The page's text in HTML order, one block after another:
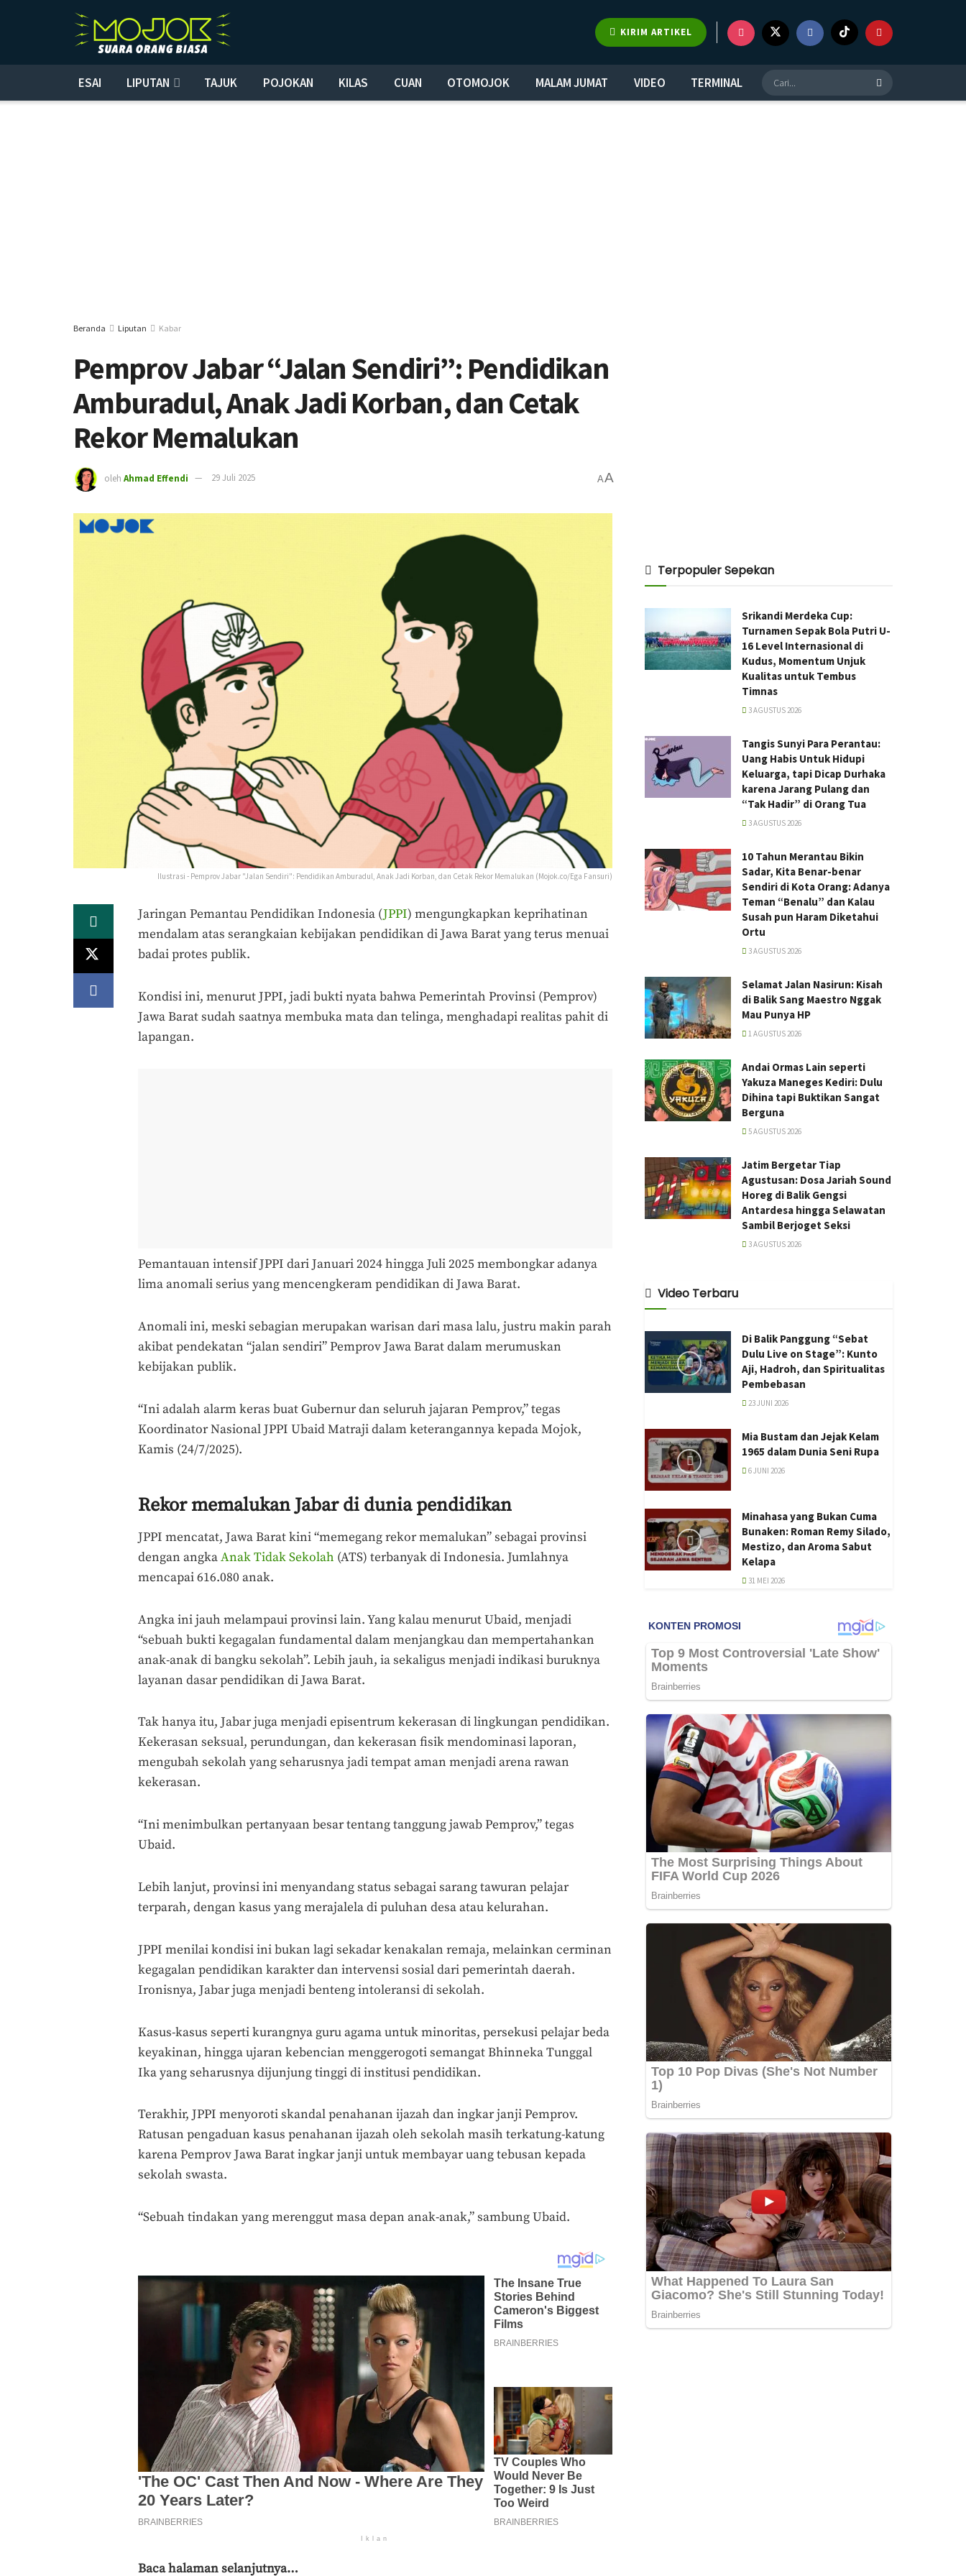
KIRIM ARTIKEL
ESAI LIPUTAN TAJUK POJOKAN KILAS CUAN OTOMOJOK MALAM JUMAT VIDEO TERMINAL
Beranda Liputan Kabar
Pemprov Jabar “Jalan Sendiri”: Pendidikan
Amburadul, Anak Jadi Korban, dan Cetak
Rekor Memalukan
oleh Ahmad Effendi 29 Juli 2025 AA
Ilustrasi - Pemprov Jabar "Jalan Sendiri": Pendidikan Amburadul, Anak Jadi Korban, dan Cetak Rekor Memalukan (Mojok.co/Ega Fansuri)
Jaringan Pemantau Pendidikan Indonesia (JPPI) mengungkapkan keprihatinan
mendalam atas serangkaian kebijakan pendidikan di Jawa Barat yang terus menuai
badai protes publik.
Kondisi ini, menurut JPPI, jadi bukti nyata bahwa Pemerintah Provinsi (Pemprov)
Jawa Barat sudah saatnya membuka mata dan telinga, menghadapi realitas pahit di
lapangan.
Pemantauan intensif JPPI dari Januari 2024 hingga Juli 2025 membongkar adanya
lima anomali serius yang mencengkeram pendidikan di Jawa Barat.
Anomali ini, meski sebagian merupakan warisan dari masa lalu, justru makin parah
akibat pendekatan “jalan sendiri” Pemprov Jawa Barat dalam merumuskan
kebijakan publik.
“Ini adalah alarm keras buat Gubernur dan seluruh jajaran Pemprov,” tegas
Koordinator Nasional JPPI Ubaid Matraji dalam keterangannya kepada Mojok,
Kamis (24/7/2025).
Rekor memalukan Jabar di dunia pendidikan
JPPI mencatat, Jawa Barat kini “memegang rekor memalukan” sebagai provinsi
dengan angkaAnak Tidak Sekolah (ATS) terbanyak di Indonesia. Jumlahnya
mencapai 616.080 anak.
Angka ini jauh melampaui provinsi lain. Yang kalau menurut Ubaid, menjadi
“sebuah bukti kegagalan fundamental dalam menjangkau dan mempertahankan
anak-anak di bangku sekolah”. Lebih jauh, ia sekaligus menjadi indikasi buruknya
layanan dasar pendidikan di Jawa Barat.
Tak hanya itu, Jabar juga menjadi episentrum kekerasan di lingkungan pendidikan.
Kekerasan seksual, perundungan, dan kekerasan fisik mendominasi laporan,
mengubah sekolah yang seharusnya jadi tempat aman menjadi arena rawan
kekerasan.
“Ini menimbulkan pertanyaan besar tentang tanggung jawab Pemprov,” tegas
Ubaid.
Lebih lanjut, provinsi ini menyandang status sebagai sarang tawuran pelajar
terparah, dengan kasus yang merajalela di puluhan desa atau kelurahan.
JPPI menilai kondisi ini bukan lagi sekadar kenakalan remaja, melainkan cerminan
kegagalan pendidikan karakter dan intervensi sosial dari pemerintah daerah.
Ironisnya, Jabar juga menjadi benteng intoleransi di sekolah.
Kasus-kasus seperti kurangnya guru agama untuk minoritas, persekusi pelajar beda
keyakinan, hingga ujaran kebencian menggerogoti semangat Bhinneka Tunggal
Ika yang seharusnya dijunjung tinggi di institusi pendidikan.
Terakhir, JPPI menyoroti skandal penahanan ijazah dan ingkar janji Pemprov.
Ratusan pengaduan kasus penahanan ijazah oleh sekolah masih terkatung-katung
karena Pemprov Jawa Barat ingkar janji untuk membayar uang tebusan kepada
sekolah swasta.
“Sebuah tindakan yang merenggut masa depan anak-anak,” sambung Ubaid.
Iklan
Baca halaman selanjutnya…
Terpopuler Sepekan
Srikandi Merdeka Cup:
Turnamen Sepak Bola Putri U-
16 Level Internasional di
Kudus, Momentum Unjuk
Kualitas untuk Tembus
Timnas
3 AGUSTUS 2026
Tangis Sunyi Para Perantau:
Uang Habis Untuk Hidupi
Keluarga, tapi Dicap Durhaka
karena Jarang Pulang dan
“Tak Hadir” di Orang Tua
3 AGUSTUS 2026
10 Tahun Merantau Bikin
Sadar, Kita Benar-benar
Sendiri di Kota Orang: Adanya
Teman “Benalu” dan Kalau
Susah pun Haram Diketahui
Ortu
3 AGUSTUS 2026
Selamat Jalan Nasirun: Kisah
di Balik Sang Maestro Nggak
Mau Punya HP
1 AGUSTUS 2026
Andai Ormas Lain seperti
Yakuza Maneges Kediri: Dulu
Dihina tapi Buktikan Sangat
Berguna
5 AGUSTUS 2026
Jatim Bergetar Tiap
Agustusan: Dosa Jariah Sound
Horeg di Balik Gengsi
Antardesa hingga Selawatan
Sambil Berjoget Seksi
3 AGUSTUS 2026
Video Terbaru
Di Balik Panggung “Sebat
Dulu Live on Stage”: Kunto
Aji, Hadroh, dan Spiritualitas
Pembebasan
23 JUNI 2026
Mia Bustam dan Jejak Kelam
1965 dalam Dunia Seni Rupa
6 JUNI 2026
Minahasa yang Bukan Cuma
Bunaken: Roman Remy Silado,
Mestizo, dan Aroma Sabut
Kelapa
31 MEI 2026